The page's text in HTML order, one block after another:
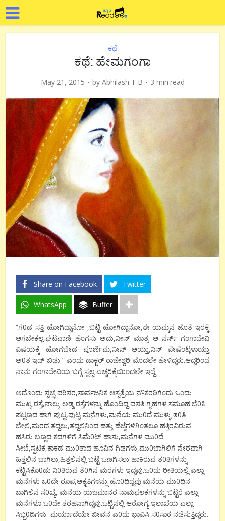
ಕಥೆ
ಕಥೆ: ಹೇಮಗಂಗಾ
May 21, 2015 by Abhilash T B 3 min read
Share on Facebook Twitter
WhatsApp Buffer
“ಗ0ಡ ಸತ್ತಿ ಹೋಗಿದ್ದಾನೋ ,ಬಿಟ್ಟಿ ಹೋಗಿದ್ದಾನೋ,ಈ ಯಮ್ಮನ ಜೊತೆ ಇರಕ್ಕೆ
ಆಗಬೇಕಲ್ಲ,ಘಟವಾಣಿ ಹೆ೦ಗಸು ಅದು,ನೀನ್ ಮಾತ್ರ ಆ ನರ್ಸ್ ಗ೦ಗಾದೇವಿ
ವಿಷಯಕ್ಕೆ
ಹೋಗಬೇಡ ಪೂರ್ಣಿಮ,ನೀನ್ ಆಯ್ತು,ನಿನ್
ಪೇಷೆ೦ಟ್ಗಳಾಯ್ತು
ಅ0ತ ಇದ್ ಬಿಡು ”ಎ೦ದು ಡಾಕ್ಟರ್ ರಾಜೇಶ್ವರಿ ಮೊದಲೇ ಹೇಳಿದ್ದರು.ಆದ್ದರಿ೦ದ
ನಾನು ಗ೦ಗಾದೇವಿಯ ಬಗ್ಗೆ ಸ್ವಲ್ಪ ಎಚ್ಚರಿಕ್ಕೆಯಿ೦ದಲೇ ಇದ್ದೆ.
ಅದೊ೦ದು ಸ್ವಚ್ಛ ಪರಿಸರ,ಸಾರ್ವಜನಿಕ ಆಸ್ಪತ್ರೆಯ ನೌಕರರಿಗೆ೦ದು ಒ೦ದು
ಮುಖ್ಯ ರಸ್ತೆ,ನಾಲ್ಕು ಅಡ್ಡ ರಸ್ತೆಗಳನ್ನು ಹೊ೦ದಿದ್ದ ವಸತಿ ಗೃಹಗಳ ಸಮೂಹ.ಬೆ0ಕಿ
ಪಟ್ಟಣದ ಹಾಗೆ ಪುಟ್ಟ,ಪುಟ್ಟ ಮನೆಗಳು,ಮನೆಯ ಮು0ದೆ ಮುಳ್ಳು ತ0ತಿ
ಬೇಲಿ,ಮರದ ತದ್ದಲು,ತದ್ದಲಿನಿ೦ದ ಹತ್ತು ಹೆಜ್ಜೆಗಳಿಗಿ೦ತಲೂ ಹತ್ತಿರವಿರುವ
ಹಸಿರು ಬಣ್ಣದ ಕದಗಳಿಗೆ ಸಿಮೆ0ಟ್ ಹಾಸು,ಮನೆಗಳ ಮು0ದೆ
ಸೀಬೆ,ಸ್ಪಟಿಕ,ಕಾಕಡ ಮು0ತಾದ ಹೂವಿನ ಗಿಡಗಳು,ಮು0ಬಾಗಿಲಿಗೆ ನೇರವಾಗಿ
ಹಿತ್ತಲಿನ ಬಾಗಿಲು,ಹಿತ್ತಲಿನಲ್ಲಿ ಬಟ್ಟೆ ಒಣಗಿಸಲು ಹಾಕಿರುವ ತ0ತಿಗಳನ್ನು
ಕಟ್ಟಿಸಿಕೊ0ಡು ನಿ0ತಿರುವ ತೆ0ಗಿನ ಮರಗಳು ಇದ್ದವು.ಒ0ದು ರೀತಿಯಲ್ಲಿ ಎಲ್ಲಾ
ಮನೆಗಳು ಒ0ದೇ ರೂಪ,ಆಕೃತಿಗಳನ್ನು ಹೊ0ದಿದ್ದವು.ಮನೆಯ ಮು0ದಿನ
ಬಾಗಿಲಿನ ಸ0ಖ್ಯೆ,ಮನೆಯ ಯಜಮಾನರ ನಾಮಫಲಕಗಳನ್ನು ಬಿಟ್ಟರೆ ಎಲ್ಲಾ
ಮನೆಗಳೂ ಒ0ದೇ ತರಹನಾಗಿದ್ದವು.ಒಟ್ಟಿನಲ್ಲಿ ಆರೋಗ್ಯ ಇಲಾಖೆಯ ಎಲ್ಲಾ
ಸಿಬ್ಬ0ದಿಗಳು ಮರ್ಯಾದೆಯೇ ಜೀವನ ಎ0ದು ಭಾವಿಸಿ ಸ0ಸಾರ ನಡೆಸುತ್ತಿದ್ದರು.